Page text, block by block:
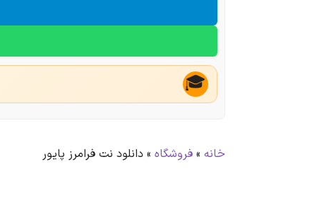
🎓
خانه »فروشگاه »دانلود نت فرامرز پایور